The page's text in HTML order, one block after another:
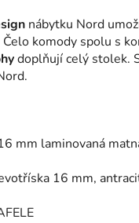
nábytku Nord
komody spolu s
doplňují celý stolek.
mm laminovaná
16 mm,